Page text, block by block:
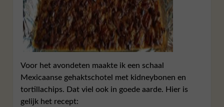
Voor het avondeten maakte ik een schaal
Mexicaanse gehaktschotel met kidneybonen en
tortillachips. Dat viel ook in goede aarde. Hier is
gelijk het recept: